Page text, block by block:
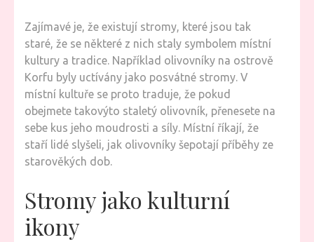
Zajímavé je, že existují stromy, které jsou tak
staré, že se některé z nich staly symbolem místní
kultury a tradice. Například olivovníky na ostrově
Korfu byly uctívány jako posvátné stromy. V
místní kultuře se proto traduje, že pokud
obejmete takovýto staletý olivovník, přenesete na
sebe kus jeho moudrosti a síly. Místní říkají, že
staří lidé slyšeli, jak olivovníky šepotají příběhy ze
starověkých dob.
Stromy jako kulturní
ikony